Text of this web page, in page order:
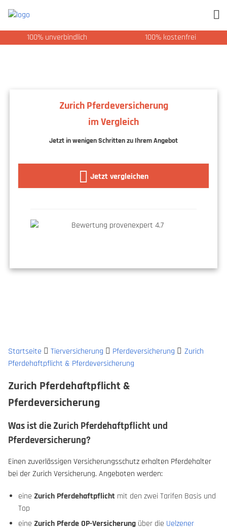
100% unverbindlich 100% kostenfrei
Zurich Pferdeversicherung
im Vergleich
Jetzt in wenigen Schritten zu Ihrem Angebot
Jetzt vergleichen
Startseite Tierversicherung Pferdeversicherung
Zurich
Pferdehaftpflicht & Pferdeversicherung
Zurich Pferdehaftpflicht &
Pferdeversicherung
Was ist die Zurich Pferdehaftpflicht und
Pferdeversicherung?
Einen zuverlässigen Versicherungsschutz erhalten Pferdehalter
bei der Zurich Versicherung. Angeboten werden:
eine Zurich Pferdehaftpflicht mit den zwei Tarifen Basis und
Top
eine Zurich Pferde OP-Versicherung über die Uelzener